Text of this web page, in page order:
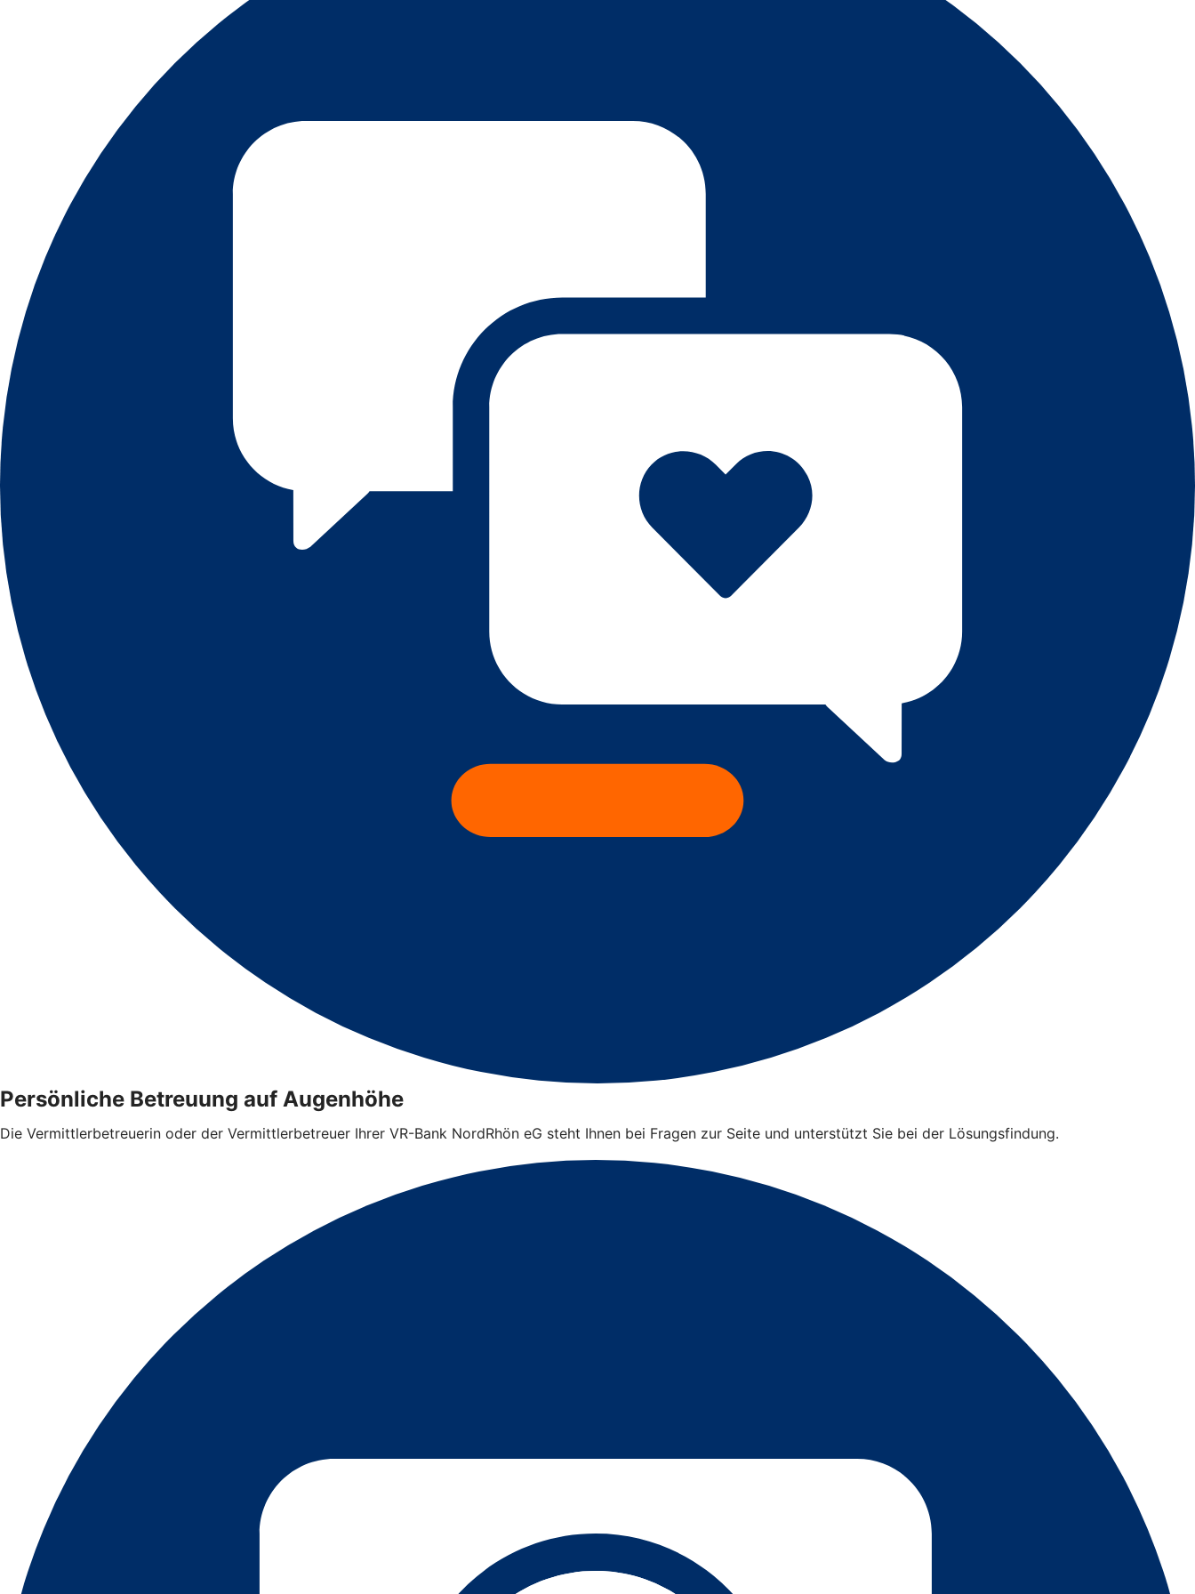
Persönliche Betreuung auf Augenhöhe
Die Vermittlerbetreuerin oder der Vermittlerbetreuer Ihrer VR-Bank NordRhön eG steht Ihnen bei Fragen zur Seite und unterstützt Sie bei der Lösungsfindung.